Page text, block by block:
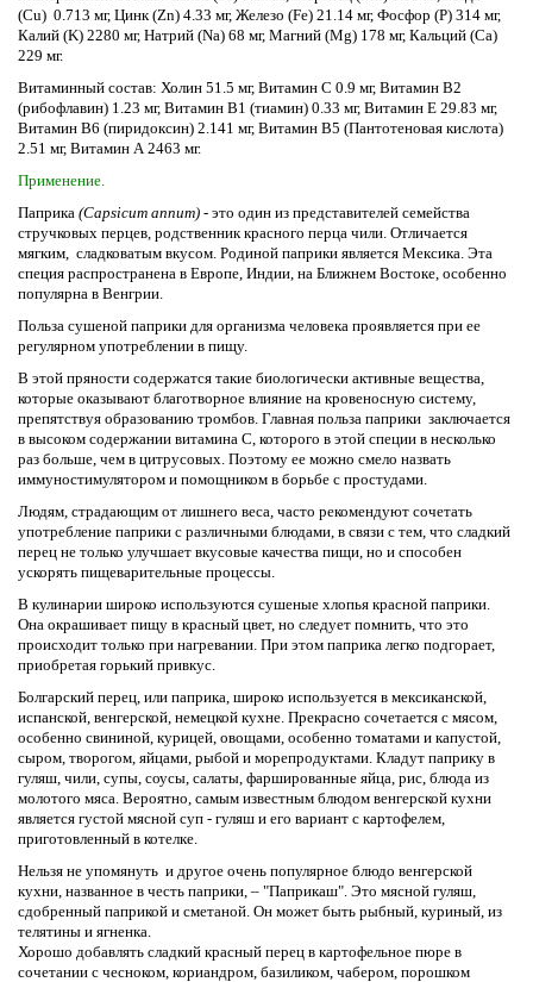
(Cu) 0.713 мг, Цинк (Zn) 4.33 мг, Железо (Fe) 21.14 мг, Фосфор (P) 314 мг,
Калий (K) 2280 мг, Натрий (Na) 68 мг, Магний (Mg) 178 мг, Кальций (Ca)
229 мг.
Витаминный состав: Холин 51.5 мг, Витамин C 0.9 мг, Витамин B2
(рибофлавин) 1.23 мг, Витамин B1 (тиамин) 0.33 мг, Витамин Е 29.83 мг,
Витамин В6 (пиридоксин) 2.141 мг, Витамин В5 (Пантотеновая кислота)
2.51 мг, Витамин А 2463 мг.
Применение.
Паприка (Capsicum annum) - это один из представителей семейства
стручковых перцев, родственник красного перца чили. Отличается
мягким, сладковатым вкусом. Родиной паприки является Мексика. Эта
специя распространена в Европе, Индии, на Ближнем Востоке, особенно
популярна в Венгрии.
Польза сушеной паприки для организма человека проявляется при ее
регулярном употреблении в пищу.
В этой пряности содержатся такие биологически активные вещества,
которые оказывают благотворное влияние на кровеносную систему,
препятствуя образованию тромбов. Главная польза паприки заключается
в высоком содержании витамина C, которого в этой специи в несколько
раз больше, чем в цитрусовых. Поэтому ее можно смело назвать
иммуностимулятором и помощником в борьбе с простудами.
Людям, страдающим от лишнего веса, часто рекомендуют сочетать
употребление паприки с различными блюдами, в связи с тем, что сладкий
перец не только улучшает вкусовые качества пищи, но и способен
ускорять пищеварительные процессы.
В кулинарии широко используются сушеные хлопья красной паприки.
Она окрашивает пищу в красный цвет, но следует помнить, что это
происходит только при нагревании. При этом паприка легко подгорает,
приобретая горький привкус.
Болгарский перец, или паприка, широко используется в мексиканской,
испанской, венгерской, немецкой кухне. Прекрасно сочетается с мясом,
особенно свининой, курицей, овощами, особенно томатами и капустой,
сыром, творогом, яйцами, рыбой и морепродуктами. Кладут паприку в
гуляш, чили, супы, соусы, салаты, фаршированные яйца, рис, блюда из
молотого мяса. Вероятно, самым известным блюдом венгерской кухни
является густой мясной суп - гуляш и его вариант с картофелем,
приготовленный в котелке.
Нельзя не упомянуть и другое очень популярное блюдо венгерской
кухни, названное в честь паприки, – "Паприкаш". Это мясной гуляш,
сдобренный паприкой и сметаной. Он может быть рыбный, куриный, из
телятины и ягненка.
Хорошо добавлять сладкий красный перец в картофельное пюре в
сочетании с чесноком, кориандром, базиликом, чабером, порошком